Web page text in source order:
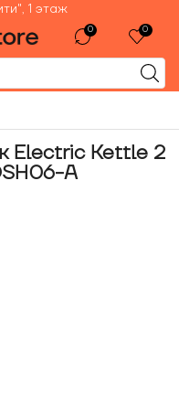
1 этаж
0 0
Electric Kettle 2
A